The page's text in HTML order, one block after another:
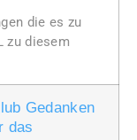
die es zu
zu diesem
Gedanken
das